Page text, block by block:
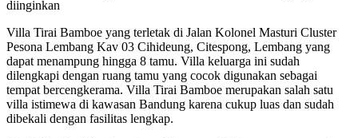
diinginkan
Villa Tirai Bamboe yang terletak di Jalan Kolonel Masturi Cluster
Pesona Lembang Kav 03 Cihideung, Citespong, Lembang yang
dapat menampung hingga 8 tamu. Villa keluarga ini sudah
dilengkapi dengan ruang tamu yang cocok digunakan sebagai
tempat bercengkerama. Villa Tirai Bamboe merupakan salah satu
villa istimewa di kawasan Bandung karena cukup luas dan sudah
dibekali dengan fasilitas lengkap.